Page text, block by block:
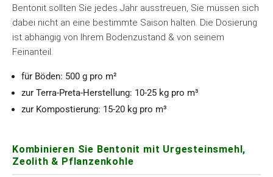
Bentonit sollten Sie jedes Jahr ausstreuen, Sie müssen sich
dabei nicht an eine bestimmte Saison halten. Die Dosierung
ist abhängig von Ihrem Bodenzustand & von seinem
Feinanteil.
für Böden: 500 g pro m²
zur Terra-Preta-Herstellung: 10-25 kg pro m³
zur Kompostierung: 15-20 kg pro m³
Kombinieren Sie Bentonit mit Urgesteinsmehl,
Zeolith & Pflanzenkohle